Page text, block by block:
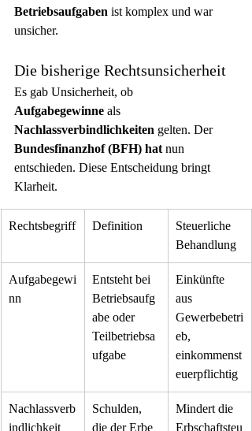
Betriebsaufgaben ist komplex und war
unsicher.
Die bisherige Rechtsunsicherheit
Es gab Unsicherheit, ob
Aufgabegewinne als
Nachlassverbindlichkeiten gelten. Der
Bundesfinanzhof (BFH) hat nun
entschieden. Diese Entscheidung bringt
Klarheit.
Rechtsbegriff Definition
Steuerliche
Behandlung
Aufgabegewi
nn
Entsteht bei
Betriebsaufg
abe oder
Teilbetriebsa
ufgabe
Einkünfte
aus
Gewerbebetri
eb,
einkommenst
euerpflichtig
Nachlassverb
indlichkeit
Schulden,
die der Erbe
Mindert die
Erbschaftsteu